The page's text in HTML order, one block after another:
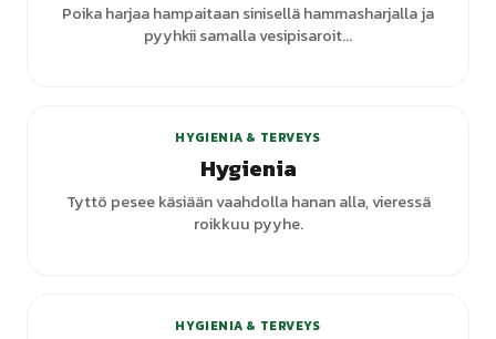
Poika harjaa hampaitaan sinisellä hammasharjalla ja
pyyhkii samalla vesipisaroit...
HYGIENIA & TERVEYS
Hygienia
Tyttö pesee käsiään vaahdolla hanan alla, vieressä
roikkuu pyyhe.
HYGIENIA & TERVEYS